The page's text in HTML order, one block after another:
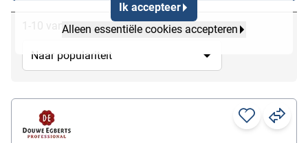
Ik accepteer
Alleen essentiële cookies accepteren
1-10 van 10